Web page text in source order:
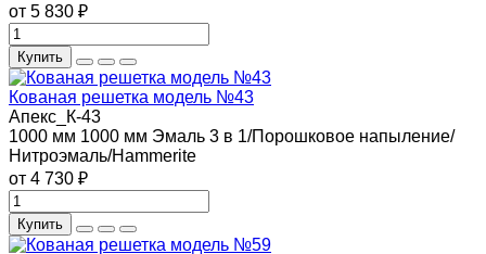
от 5 830 ₽
Купить
Кованая решетка модель №43
Апекс_К-43
1000 мм 1000 мм Эмаль 3 в 1/Порошковое напыление/
Нитроэмаль/Hammerite
от 4 730 ₽
Купить